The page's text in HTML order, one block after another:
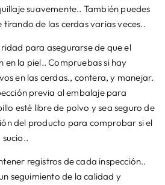
suavemente.. También puedes
tirando de las cerdas varias veces..
para asegurarse de que el
en la piel.. Compruebas si hay
en las cerdas., contera, y manejar.
previa al embalaje para
esté libre de polvo y sea seguro de
del producto para comprobar si el
registros de cada inspección..
seguimiento de la calidad y